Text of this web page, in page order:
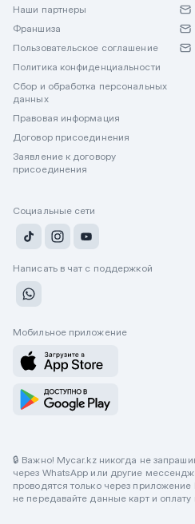
Наши партнеры
Франшиза
Пользовательское соглашение
Политика конфиденциальности
Сбор и обработка персональных
данных
Правовая информация
Договор присоединения
Заявление к договору
присоединения
Социальные сети
Написать в чат с поддержкой
Мобильное приложение
🔒 Важно! Mycar.kz никогда не
через WhatsApp или другие
проводятся только через
не передавайте данные карт и